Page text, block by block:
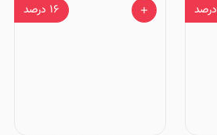
درصد ۱۶ درصد